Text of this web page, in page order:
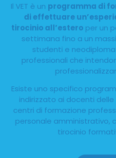
Il VET è un programma di
di effettuare
tirocinio all’esteroper un
settimana fino a un
studenti e
professionali che
Esiste uno specifico
indirizzato ai docenti
centri di formazione
personale amministrativo,
tirocinio